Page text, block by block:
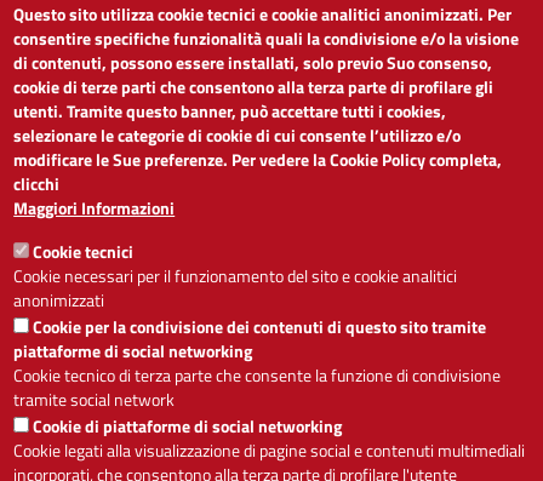
LINK UTILI
Dichiarazione di accessibilità
Obiettivi di accessibilità
Segnalaci problemi di accessibilità
Note legali
Privacy
Accesso riservato
ACCESSIBILITÀ
- A +
Alto contrasto
Questo sito utilizza cookie tecnici e cookie analitici anonimizzati. Per
consentire specifiche funzionalità quali la condivisione e/o la visione
di contenuti, possono essere installati, solo previo Suo consenso,
cookie di terze parti che consentono alla terza parte di profilare gli
utenti. Tramite questo banner, può accettare tutti i cookies,
selezionare le categorie di cookie di cui consente l’utilizzo e/o
modificare le Sue preferenze. Per vedere la Cookie Policy completa,
clicchi
Maggiori Informazioni
Cookie tecnici
Cookie necessari per il funzionamento del sito e cookie analitici
anonimizzati
Cookie per la condivisione dei contenuti di questo sito tramite
piattaforme di social networking
Cookie tecnico di terza parte che consente la funzione di condivisione
tramite social network
Cookie di piattaforme di social networking
Cookie legati alla visualizzazione di pagine social e contenuti multimediali
incorporati, che consentono alla terza parte di profilare l'utente